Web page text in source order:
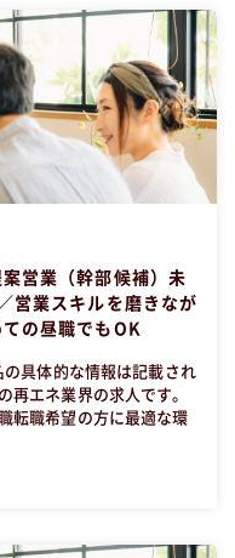
営業（幹部候補）未
営業スキルを磨きなが
の昼職でもOK
具体的な情報は記載され
再エネ業界の求人です。
転職希望の方に最適な環